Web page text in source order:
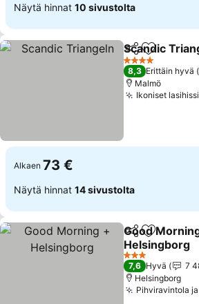
Näytä hinnat 10 sivustolta
Jaa Lisää
Scandic
4 Tähtiluokitus
8,3 Erittäin hyvä
Malmö
Ikoniset
Alkaen 73 €
Näytä hinnat 14 sivustolta
Jaa Lisää
Good
Helsingborg
Katso hinnat
3 Tähtiluokitus
7,6 Hyvä
7
Helsingborg
Pihviravintola